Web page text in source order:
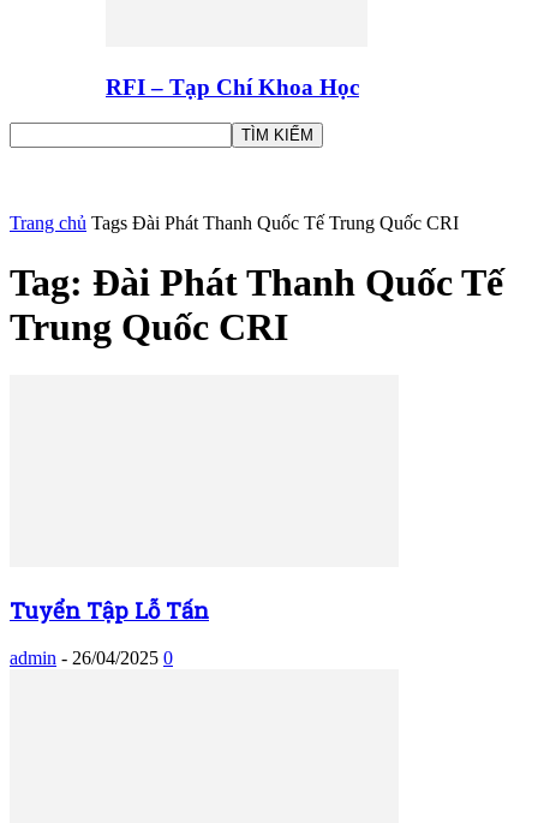
RFI – Tạp Chí Khoa Học
Trang chủ Tags Đài Phát Thanh Quốc Tế Trung Quốc CRI
Tag: Đài Phát Thanh Quốc Tế
Trung Quốc CRI
Tuyển Tập Lỗ Tấn
admin - 26/04/2025 0